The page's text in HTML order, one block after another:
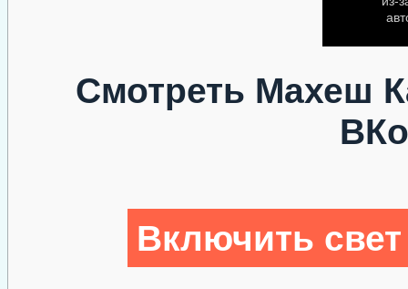
Смотреть Махеш
Включить